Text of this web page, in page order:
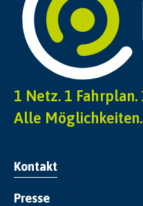
1 Netz. 1 Fahrplan.
Alle Möglichkeiten.
Kontakt
Presse